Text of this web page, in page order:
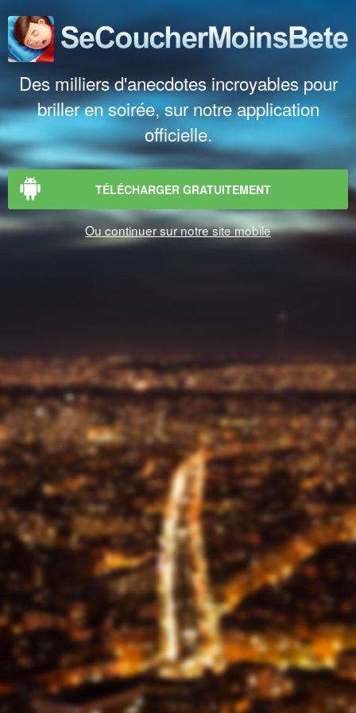
Des milliers d'anecdotes incroyables pour
briller en soirée, sur notre application
officielle.
TÉLÉCHARGER GRATUITEMENT
Ou continuer sur notre site mobile